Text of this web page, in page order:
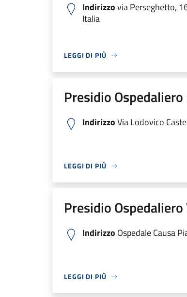
Indirizzovia Perseghetto,
Italia
LEGGI DI PIÙ
Presidio
IndirizzoVia Lodovico
LEGGI DI PIÙ
Presidio
Indirizzo Ospedale Causa
LEGGI DI PIÙ